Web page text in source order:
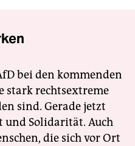
bei den kommenden
stark rechtsextreme
sind. Gerade jetzt
und Solidarität. Auch
die sich vor Ort